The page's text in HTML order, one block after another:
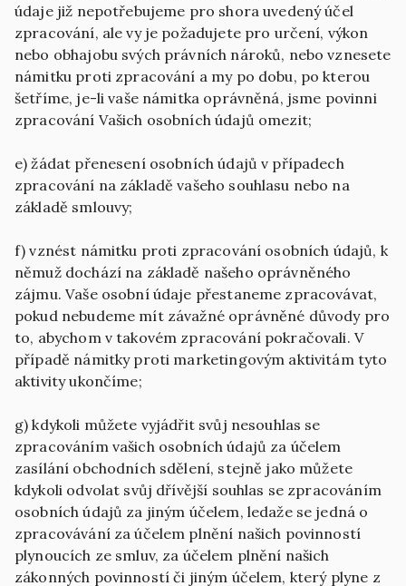
údaje již nepotřebujeme pro shora uvedený účel
zpracování, ale vy je požadujete pro určení, výkon
nebo obhajobu svých právních nároků, nebo vznesete
námitku proti zpracování a my po dobu, po kterou
šetříme, je-li vaše námitka oprávněná, jsme povinni
zpracování Vašich osobních údajů omezit;
e) žádat přenesení osobních údajů v případech
zpracování na základě vašeho souhlasu nebo na
základě smlouvy;
f) vznést námitku proti zpracování osobních údajů, k
němuž dochází na základě našeho oprávněného
zájmu. Vaše osobní údaje přestaneme zpracovávat,
pokud nebudeme mít závažné oprávněné důvody pro
to, abychom v takovém zpracování pokračovali. V
případě námitky proti marketingovým aktivitám tyto
aktivity ukončíme;
g) kdykoli můžete vyjádřit svůj nesouhlas se
zpracováním vašich osobních údajů za účelem
zasílání obchodních sdělení, stejně jako můžete
kdykoli odvolat svůj dřívější souhlas se zpracováním
osobních údajů za jiným účelem, ledaže se jedná o
zpracovávání za účelem plnění našich povinností
plynoucích ze smluv, za účelem plnění našich
zákonných povinností či jiným účelem, který plyne z